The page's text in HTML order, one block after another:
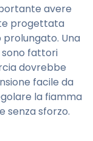
avere
progettata
Una
sono fattori
dovrebbe
facile da
la fiamma
senza sforzo.